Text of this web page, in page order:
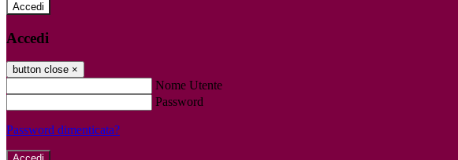
Accedi
Accedi
button close ×
Nome Utente
Password
Password dimenticata?